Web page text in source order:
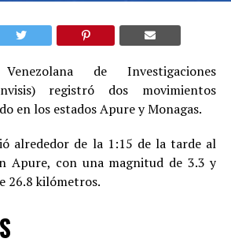
de Investigaciones
registró dos movimientos
en los estados Apure y Monagas.
alrededor de la 1:15 de la tarde al
Apure, con una magnitud de 3.3 y
26.8 kilómetros.